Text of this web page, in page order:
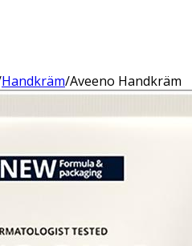
Handkräm/Aveeno Handkräm